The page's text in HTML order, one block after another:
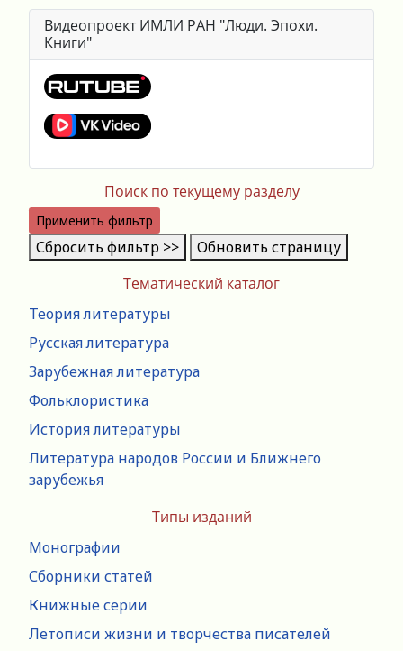
Тематический каталог
Теория литературы
Русская литература
Зарубежная литература
Фольклористика
История литературы
Литература народов России и Ближнего
зарубежья
Типы изданий
Монографии
Сборники статей
Книжные серии
Летописи жизни и творчества писателей
Видеопроект ИМЛИ РАН "Люди. Эпохи.
Книги"
Поиск по текущему разделу
Применить фильтр
Сбросить фильтр >> Обновить страницу